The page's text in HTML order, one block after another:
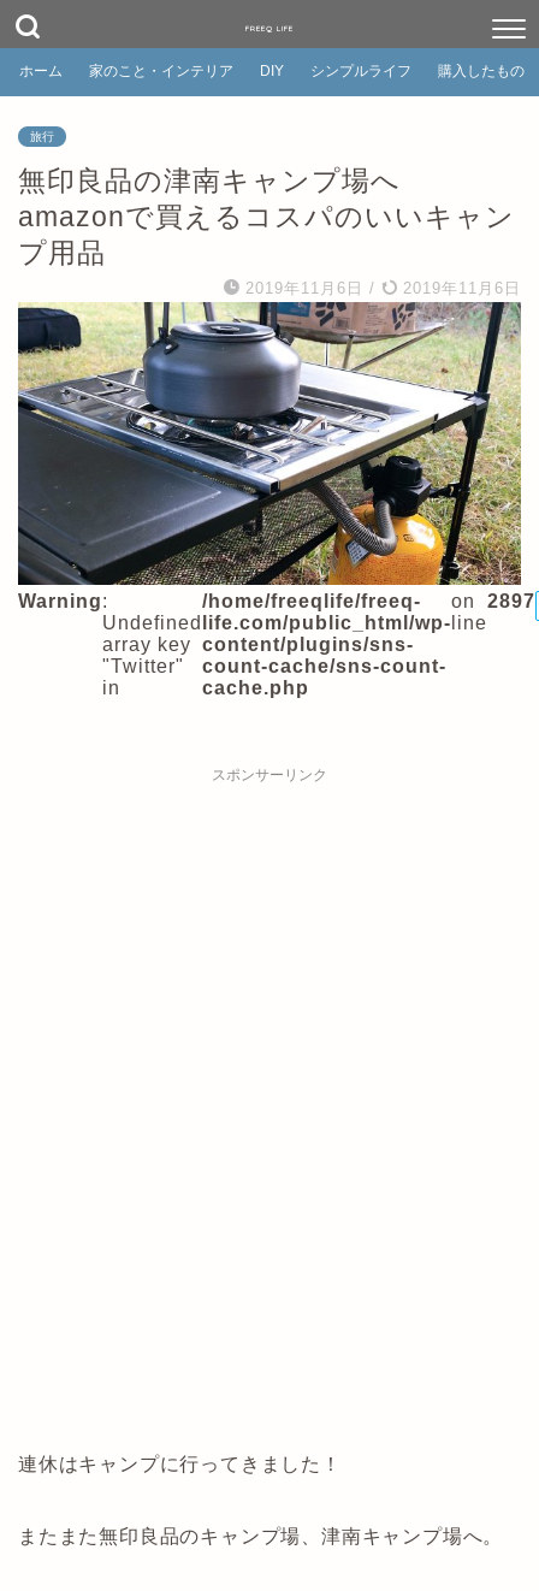
FREEQ LIFE
ホーム 家のこと・インテリア DIY シンプルライフ 購入したもの
旅行
無印良品の津南キャンプ場へ
amazonで買えるコスパのいいキャン
プ用品
2019年11月6日 / 2019年11月6日
Warning:
Undefined
array key
"Twitter"
in
/home/freeqlife/freeq-
life.com/public_html/wp-
content/plugins/sns-
count-cache/sns-count-
cache.php
on
line
2897
スポンサーリンク
連休はキャンプに行ってきました！
またまた無印良品のキャンプ場、津南キャンプ場へ。